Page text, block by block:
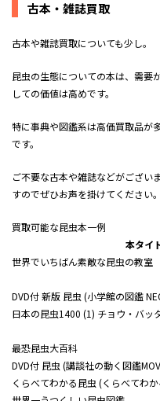
古本・雑誌買取
古本や雑誌買取についても少し。
昆虫の生態についての本は、需要
しての価値は高めです。
特に事典や図鑑系は高価買取品が
です。
ご不要な古本や雑誌などがござい
すのでぜひお声を掛けてください。
買取可能な昆虫本一例
本タイ
世界でいちばん素敵な昆虫の教室
DVD付 新版 昆虫 (小学館の図鑑
日本の昆虫1400 (1) チョウ・バッ
最恐昆虫大百科
DVD付 昆虫 (講談社の動く図鑑
くらべてわかる昆虫 (くらべてわ